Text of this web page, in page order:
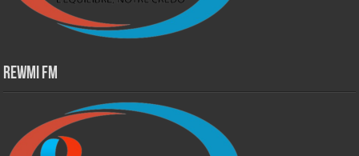
Rewmi Fm